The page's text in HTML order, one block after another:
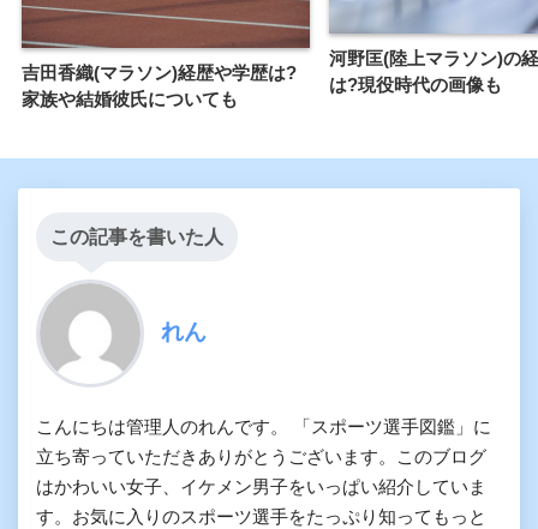
吉田香織(マラソン)経歴や学歴は?
家族や結婚彼氏についても
河野匡(陸上マラソン)の
は?現役時代の画像も
この記事を書いた人
れん
こんにちは管理人のれんです。 「スポーツ選手図鑑」に
立ち寄っていただきありがとうございます。このブログ
はかわいい女子、イケメン男子をいっぱい紹介していま
す。お気に入りのスポーツ選手をたっぷり知ってもっと